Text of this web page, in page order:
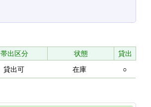
帯出区分 状態
貸出
貸出可 在庫 ○